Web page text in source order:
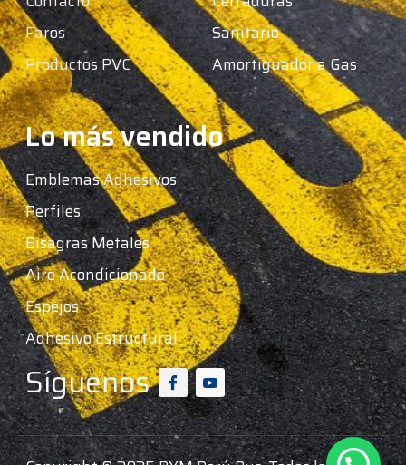
Faros
Productos PVC
Sanitario
Amortiguador a Gas
Lo más vendido
Emblemas Adhesivos
Perfiles
Bisagras Metales
Aire Acondicionado
Espejos
Adhesivo Estructural
Síguenos